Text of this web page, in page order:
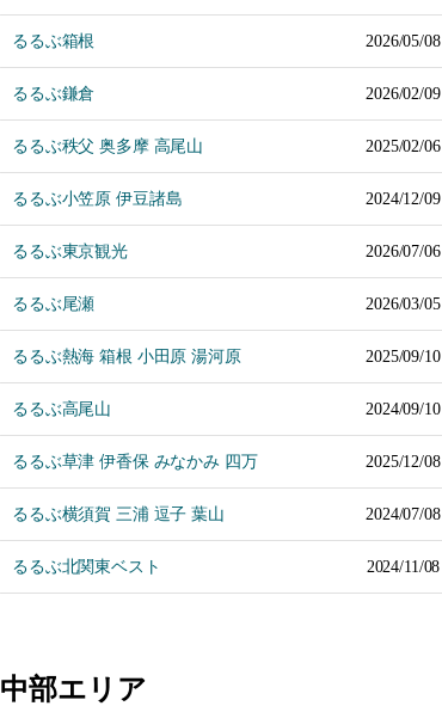
るるぶ箱根 2026/05/08
るるぶ鎌倉 2026/02/09
るるぶ秩父 奥多摩 高尾山 2025/02/06
るるぶ小笠原 伊豆諸島 2024/12/09
るるぶ東京観光 2026/07/06
るるぶ尾瀬 2026/03/05
るるぶ熱海 箱根 小田原 湯河原 2025/09/10
るるぶ高尾山 2024/09/10
るるぶ草津 伊香保 みなかみ 四万 2025/12/08
るるぶ横須賀 三浦 逗子 葉山 2024/07/08
るるぶ北関東ベスト 2024/11/08
中部エリア